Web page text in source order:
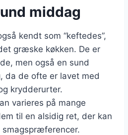
middag
kendt som “keftedes”,
græske køkken. De er
men også en sund
da de ofte er lavet med
krydderurter.
varieres på mange
til en alsidig ret, der kan